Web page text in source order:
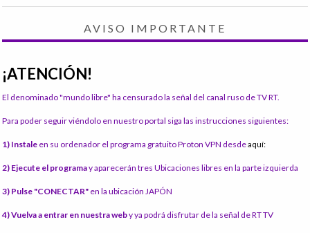
AVISO IMPORTANTE
¡ATENCIÓN!
El denominado "mundo libre" ha censurado la señal del canal ruso de TV RT.
Para poder seguir viéndolo en nuestro portal siga las instrucciones siguientes:
1) Instale en su ordenador el programa gratuito Proton VPN desdeaquí:
2) Ejecute el programay aparecerán tres Ubicaciones libres en la parte izquierda
3) Pulse "CONECTAR" en la ubicación JAPÓN
4) Vuelva a entrar en nuestra weby ya podrá disfrutar de la señal de RT TV